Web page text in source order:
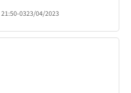
21:50-0323/04/2023